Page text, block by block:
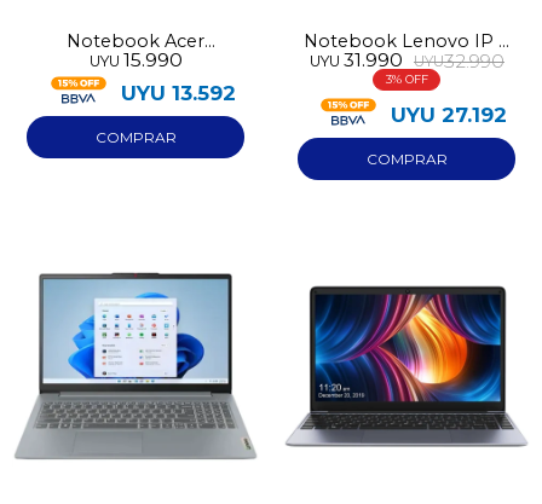
Notebook Acer
ETBOOK I3 10100
256GB/8GB
UYU 15.990
UYU 13.592
Notebook Lenovo IP 3
Ryzen 5 512GB 15AMN8
UYU 31.990 UYU32.990
3
UYU 27.192